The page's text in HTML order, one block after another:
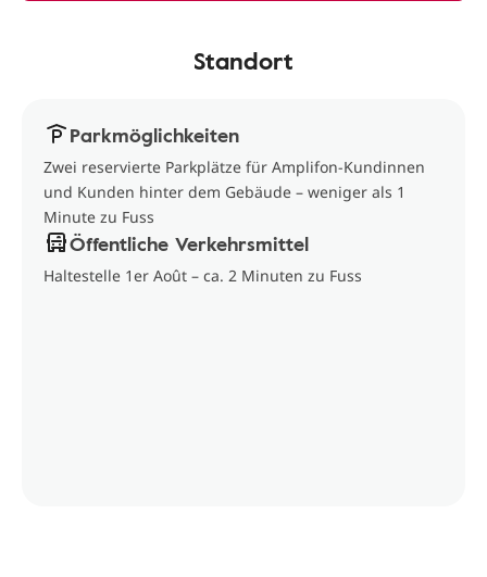
Standort
Parkmöglichkeiten
Zwei reservierte Parkplätze für Amplifon-Kundinnen
und Kunden hinter dem Gebäude – weniger als 1
Minute zu Fuss
Öffentliche Verkehrsmittel
Haltestelle 1er Août – ca. 2 Minuten zu Fuss